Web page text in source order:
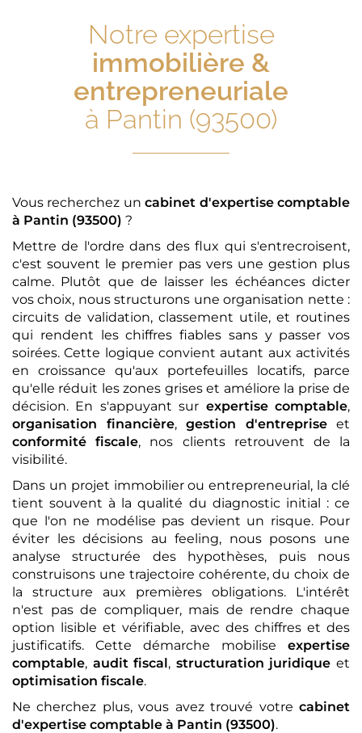
Notre expertise
immobilière &
entrepreneuriale
à Pantin (93500)
Vous recherchez uncabinet d'expertise comptable
à Pantin (93500) ?
Mettre de l'ordre dans des flux qui s'entrecroisent,
c'est souvent le premier pas vers une gestion plus
calme. Plutôt que de laisser les échéances dicter
vos choix, nous structurons une organisation nette :
circuits de validation, classement utile, et routines
qui rendent les chiffres fiables sans y passer vos
soirées. Cette logique convient autant aux activités
en croissance qu'aux portefeuilles locatifs, parce
qu'elle réduit les zones grises et améliore la prise de
décision. En s'appuyant sur expertise comptable,
organisation financière, gestion d'entrepriseet
conformité fiscale, nos clients retrouvent de la
visibilité.
Dans un projet immobilier ou entrepreneurial, la clé
tient souvent à la qualité du diagnostic initial : ce
que l'on ne modélise pas devient un risque. Pour
éviter les décisions au feeling, nous posons une
analyse structurée des hypothèses, puis nous
construisons une trajectoire cohérente, du choix de
la structure aux premières obligations. L'intérêt
n'est pas de compliquer, mais de rendre chaque
option lisible et vérifiable, avec des chiffres et des
justificatifs. Cette démarche mobilise expertise
comptable, audit fiscal, structuration juridique et
optimisation fiscale.
Ne cherchez plus, vous avez trouvé votre cabinet
d'expertise comptable à Pantin (93500).